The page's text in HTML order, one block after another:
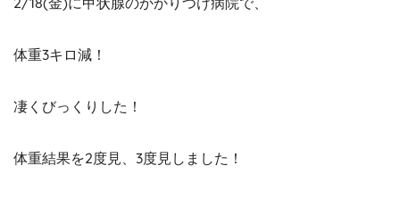
体重3キロ減！
凄くびっくりした！
体重結果を2度見、3度見しました！